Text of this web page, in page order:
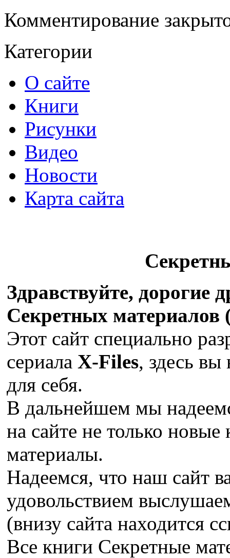
Комментирование
Категории
О сайте
Книги
Рисунки
Видео
Новости
Карта сайта
Здравствуйте, дорогие
Секретных материалов
Этот сайт специально
сериала X-Files, здесь вы
для себя.
В дальнейшем мы
на сайте не только
материалы.
Надеемся, что наш сайт
удовольствием
(внизу сайта находится
Все книги Секретные